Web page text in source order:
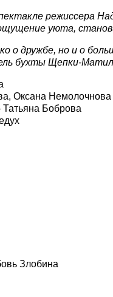
режиссера
уюта,
о дружбе, но и о
бухты Щепки-
Оксана Немолочнова
Боброва
Злобина